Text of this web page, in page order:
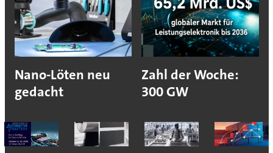
Nano-Löten neu
gedacht
Zahl der Woche:
300 GW